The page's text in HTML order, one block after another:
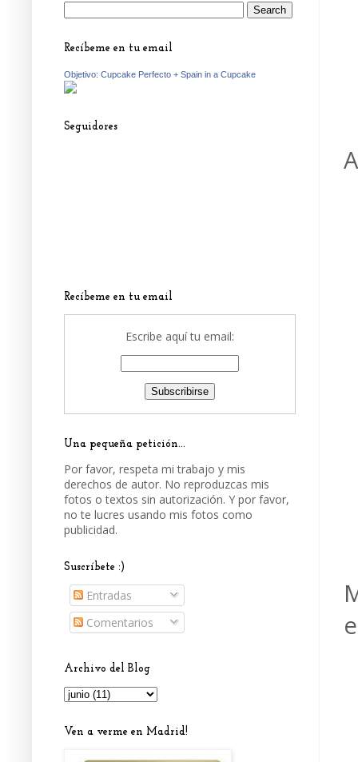
Recíbeme en tu email
Objetivo: Cupcake Perfecto + Spain in a Cupcake
Seguidores
Recíbeme en tu email
Escribe aquí tu email:
Una pequeña petición...
Por favor, respeta mi trabajo y mis
derechos de autor. No reproduzcas mis
fotos o textos sin autorización. Y por favor,
no te lucres usando mis fotos como
publicidad.
Suscríbete :)
Entradas
Comentarios
Archivo del Blog
Ven a verme en Madrid!